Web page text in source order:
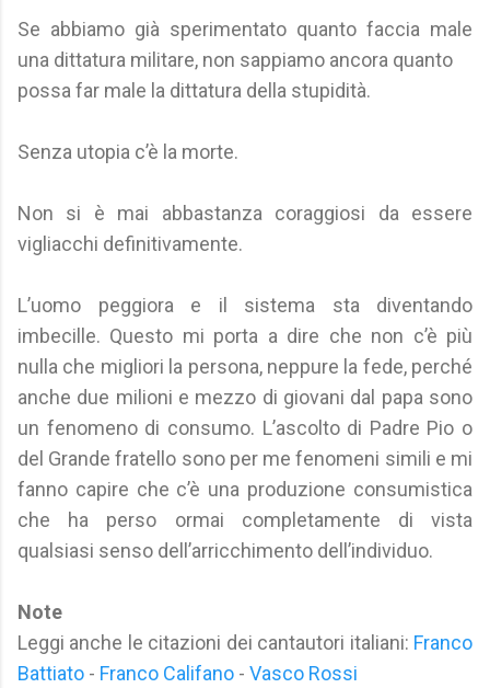
Se abbiamo già sperimentato quanto faccia male
una dittatura militare, non sappiamo ancora quanto
possa far male la dittatura della stupidità.
Senza utopia c’è la morte.
Non si è mai abbastanza coraggiosi da essere
vigliacchi definitivamente.
L’uomo peggiora e il sistema sta diventando
imbecille. Questo mi porta a dire che non c’è più
nulla che migliori la persona, neppure la fede, perché
anche due milioni e mezzo di giovani dal papa sono
un fenomeno di consumo. L’ascolto di Padre Pio o
del Grande fratello sono per me fenomeni simili e mi
fanno capire che c’è una produzione consumistica
che ha perso ormai completamente di vista
qualsiasi senso dell’arricchimento dell’individuo.
Note
Leggi anche le citazioni dei cantautori italiani: Franco
Battiato - Franco Califano - Vasco Rossi